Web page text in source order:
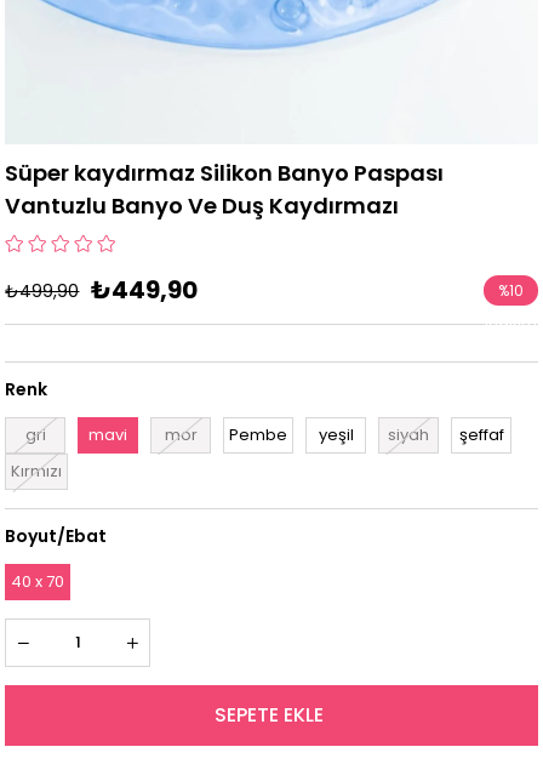
Süper kaydırmaz Silikon Banyo Paspası
Vantuzlu Banyo Ve Duş Kaydırmazı
₺499,90 ₺449,90 %10
İndirim
Renk
gri mavi mor Pembe yeşil siyah
şeffaf
Kırmızı
Boyut/Ebat
40 x 70